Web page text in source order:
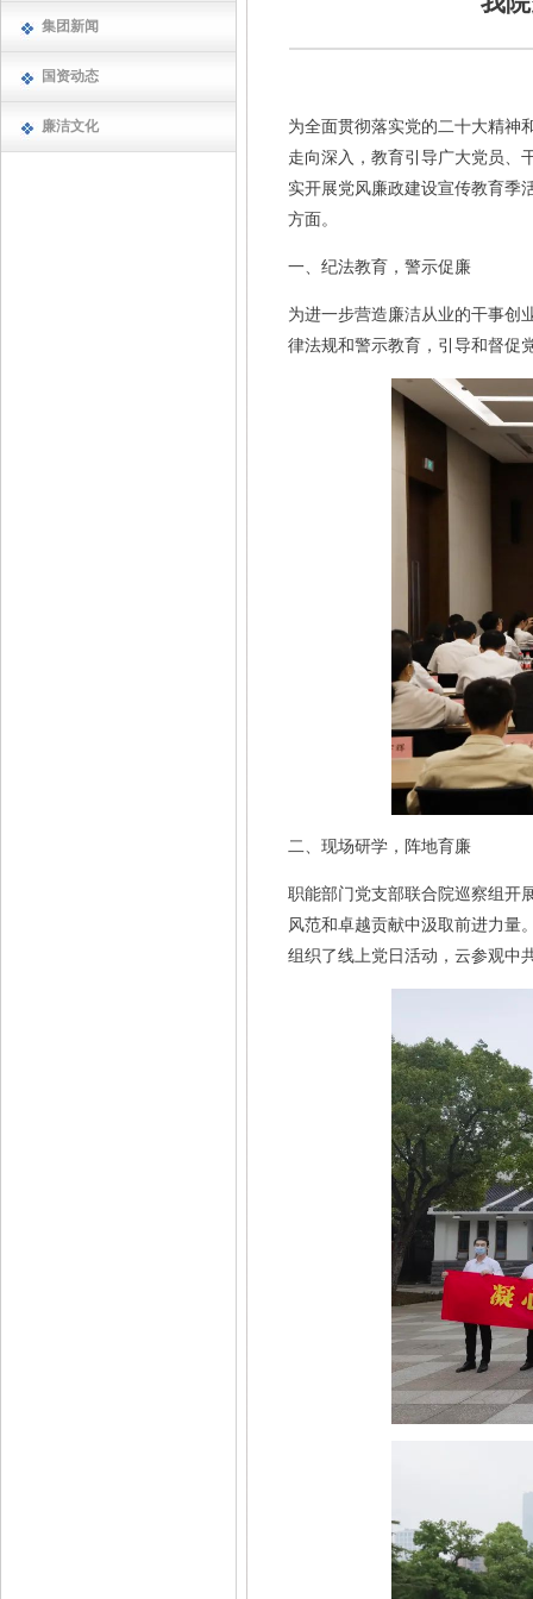
集团新闻
国资动态
廉洁文化
为全面贯彻落实党的二十大精神
走向深入，教育引导广大党员、
实开展党风廉政建设宣传教育季
方面。
一、纪法教育，警示促廉
为进一步营造廉洁从业的干事创
律法规和警示教育，引导和督促
二、现场研学，阵地育廉
职能部门党支部联合院巡察组开
风范和卓越贡献中汲取前进力量
组织了线上党日活动，云参观中